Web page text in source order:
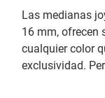
Las medianas
16 mm, ofrecen
cualquier color
exclusividad.